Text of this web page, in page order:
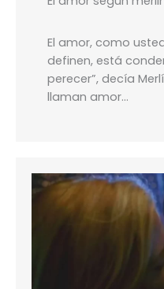
El amor, como
definen, está
perecer”, decía
llaman amor…